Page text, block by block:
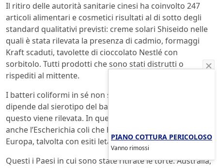
Il ritiro delle autorità sanitarie cinesi ha coinvolto 247
articoli alimentari e cosmetici risultati al di sotto degli
standard qualitativi previsti: creme solari Shiseido nelle
quali è stata rilevata la presenza di cadmio, formaggi
Kraft scaduti, tavolette di cioccolato Nestlé con
sorbitolo. Tutti prodotti che sono stati distrutti o
rispediti al mittente.
I batteri coliformi in sé non sono pericolosi, il pericolo
dipende dal sierotipo del batterio e dalla quantità che di
questo viene rilevata. In questa “famiglia” è presente
anche l’Escherichia coli che ha causato epidemie in
Europa, talvolta con esiti letali.
Questi i Paesi in cui sono state ritirate le torte: Australia,
PIANO COTTURA PERICOLOSO
Vanno rimossi